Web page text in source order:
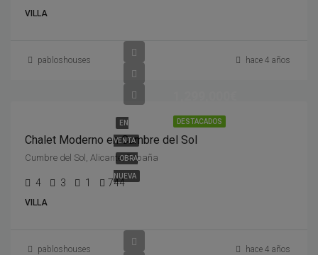
VILLA
pabloshouses hace 4 años
DESTACADOS
EN
VENTA
OBRA
NUEVA
Chalet Moderno en Cumbre del Sol
Cumbre del Sol, Alicante, España
4 3 1 744
VILLA
pabloshouses hace 4 años